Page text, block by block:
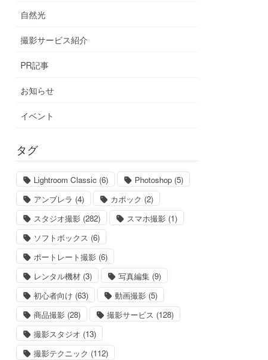
自然光
撮影サービス紹介
PR記事
お知らせ
イベント
タグ
Lightroom Classic (6) Photoshop (5)
アンブレラ (4) カポック (2)
スタジオ撮影 (282) スマホ撮影 (1)
ソフトボックス (6)
ポートレート撮影 (6)
レンタル機材 (3) 写真編集 (9)
初心者向け (63) 動画撮影 (5)
商品撮影 (28) 撮影サービス (128)
撮影スタジオ (13)
撮影テクニック (112)